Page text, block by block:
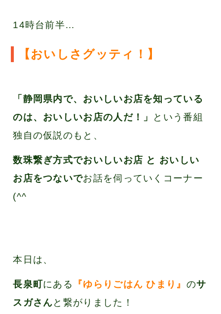
14時台前半…
【おいしさグッティ！】
「静岡県内で、おいしいお店を知っている
のは、おいしいお店の人だ！」
という番組
独自の仮説のもと、
数珠繋ぎ方式でおいしいお店 と おいしい
お店をつないでお話を伺っていくコーナー
(^^ゞ
本日は、
長泉町にある 『ゆらりごはん ひまり』 のサ
スガさんと繋がりました！